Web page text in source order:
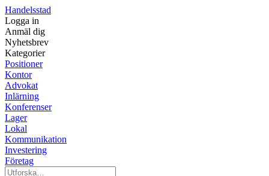
Handelsstad
Logga in
Anmäl dig
Nyhetsbrev
Kategorier
Positioner
Kontor
Advokat
Inlärning
Konferenser
Lager
Lokal
Kommunikation
Investering
Företag